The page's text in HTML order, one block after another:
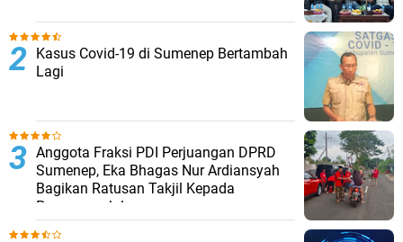
Kasus Covid-19 di Sumenep Bertambah
Lagi
Anggota Fraksi PDI Perjuangan DPRD
Sumenep, Eka Bhagas Nur Ardiansyah
Bagikan Ratusan Takjil Kepada
Pengguna Jalan